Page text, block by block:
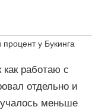
у Букинга
работаю с
отдельно и
меньше